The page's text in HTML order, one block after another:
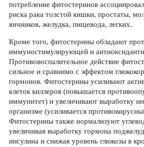
потребление фитостеринов
риска рака толстой кишки, простаты,
яичников, желудка, пищевода, легких.
Кроме того, фитостерины обладают
иммуностимулирующей и
Противовоспалительное действие
сильное и сравнимо с эффектом
гормонов. Фитостерины усиливают
клеток киллеров (повышается
иммунитет) и увеличивают выработку
организме (усиливается
Фитостерины также нормализуют
увеличивая выработку гормона
инсулина и снижая уровень глюкозы в